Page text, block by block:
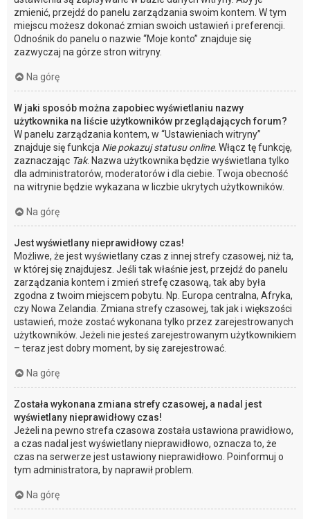
zmienić, przejdź do panelu zarządzania swoim kontem. W tym
miejscu możesz dokonać zmian swoich ustawień i preferencji.
Odnośnik do panelu o nazwie “Moje konto” znajduje się
zazwyczaj na górze stron witryny.
Na górę
W jaki sposób można zapobiec wyświetlaniu nazwy
użytkownika na liście użytkowników przeglądających forum?
W panelu zarządzania kontem, w “Ustawieniach witryny”
znajduje się funkcja Nie pokazuj statusu online. Włącz tę funkcję,
zaznaczając Tak. Nazwa użytkownika będzie wyświetlana tylko
dla administratorów, moderatorów i dla ciebie. Twoja obecność
na witrynie będzie wykazana w liczbie ukrytych użytkowników.
Na górę
Jest wyświetlany nieprawidłowy czas!
Możliwe, że jest wyświetlany czas z innej strefy czasowej, niż ta,
w której się znajdujesz. Jeśli tak właśnie jest, przejdź do panelu
zarządzania kontem i zmień strefę czasową, tak aby była
zgodna z twoim miejscem pobytu. Np. Europa centralna, Afryka,
czy Nowa Zelandia. Zmiana strefy czasowej, tak jak i większości
ustawień, może zostać wykonana tylko przez zarejestrowanych
użytkowników. Jeżeli nie jesteś zarejestrowanym użytkownikiem
– teraz jest dobry moment, by się zarejestrować.
Na górę
Została wykonana zmiana strefy czasowej, a nadal jest
wyświetlany nieprawidłowy czas!
Jeżeli na pewno strefa czasowa została ustawiona prawidłowo,
a czas nadal jest wyświetlany nieprawidłowo, oznacza to, że
czas na serwerze jest ustawiony nieprawidłowo. Poinformuj o
tym administratora, by naprawił problem.
Na górę